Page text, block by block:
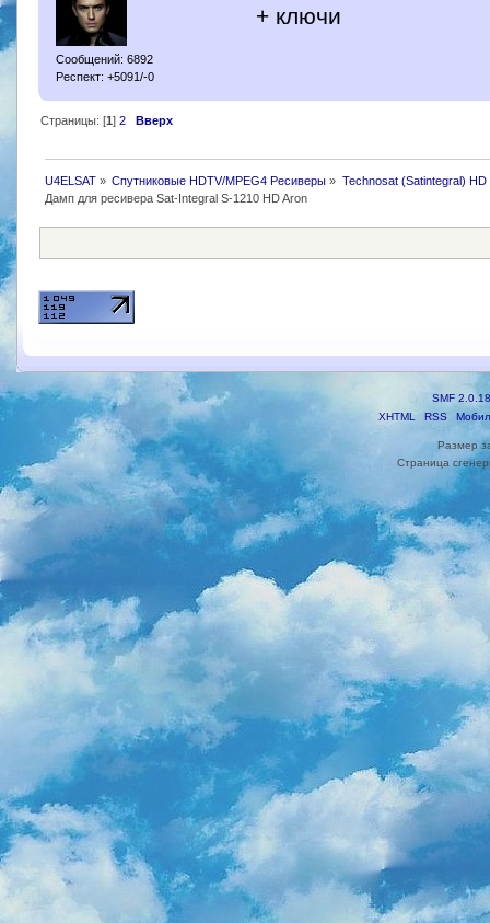
Сообщений: 6892
Респект: +5091/-0
+ ключи
Страницы: [1 ] 2 Вверх
U4ELSAT» Спутниковые HDTV/MPEG4 Ресиверы » Technosat (Satintegral) HD
Дамп для ресивера Sat-Integral S-1210 HD Aron
SMF 2.0.18
XHTML
RSS
Размер
Страница